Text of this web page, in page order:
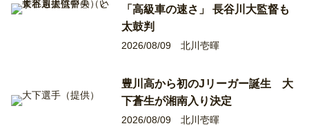
「高級車の速さ」 長谷川大監督も
太鼓判
2026/08/09 北川壱暉
豊川高から初のJリーガー誕生 大
下蒼生が湘南入り決定
2026/08/09 北川壱暉